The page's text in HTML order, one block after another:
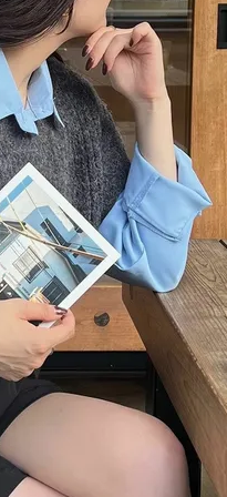
在庫なし商品
表示する
表示し